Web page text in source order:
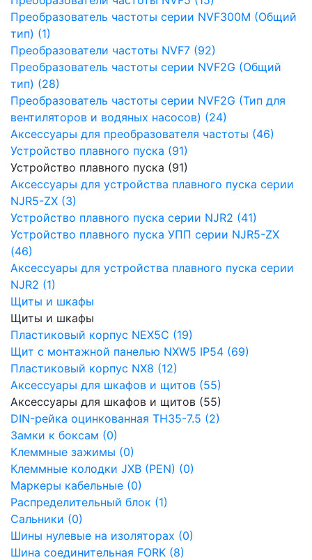
Преобразователь частоты серии NVF300M (Общий
тип) (1)
Преобразователи частоты NVF7 (92)
Преобразователь частоты серии NVF2G (Общий
тип) (28)
Преобразователь частоты серии NVF2G (Тип для
вентиляторов и водяных насосов) (24)
Аксессуары для преобразователя частоты (46)
Устройство плавного пуска (91)
Устройство плавного пуска (91)
Аксессуары для устройства плавного пуска серии
NJR5-ZX (3)
Устройство плавного пуска серии NJR2 (41)
Устройство плавного пуска УПП серии NJR5-ZX
(46)
Аксессуары для устройства плавного пуска серии
NJR2 (1)
Щиты и шкафы
Щиты и шкафы
Пластиковый корпус NEX5C (19)
Щит с монтажной панелью NXW5 IP54 (69)
Пластиковый корпус NX8 (12)
Аксессуары для шкафов и щитов (55)
Аксессуары для шкафов и щитов (55)
DIN-рейка оцинкованная TH35-7.5 (2)
Замки к боксам (0)
Клеммные зажимы (0)
Клеммные колодки JXB (PEN) (0)
Маркеры кабельные (0)
Распределительный блок (1)
Сальники (0)
Шины нулевые на изоляторах (0)
Шина соединительная FORK (8)